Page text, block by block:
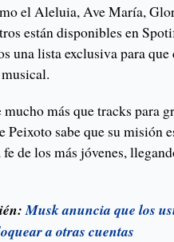
el Aleluia, Ave María,
están disponibles en
una lista exclusiva para
mucho más que tracks para
Peixoto sabe que su misión
de los más jóvenes,
Musk anuncia que los
a otras cuentas